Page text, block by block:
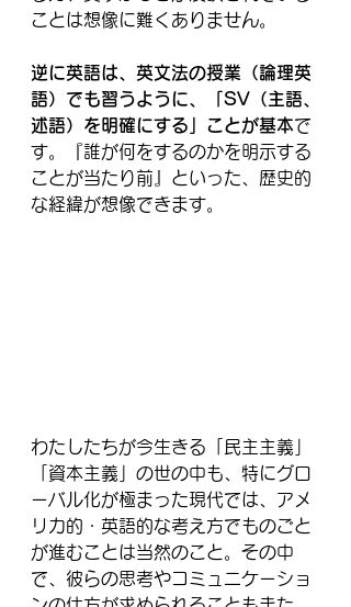
ことは想像に難くありません。
逆に英語は、英文法の授業（論理英
語）でも習うように、「SV（主語、
述語）を明確にする」ことが基本で
す。『誰が何をするのかを明示する
ことが当たり前』といった、歴史的
な経緯が想像できます。
わたしたちが今生きる「民主主義」
「資本主義」の世の中も、特にグロ
ーバル化が極まった現代では、アメ
リカ的・英語的な考え方でものごと
が進むことは当然のこと。その中
で、彼らの思考やコミュニケーショ